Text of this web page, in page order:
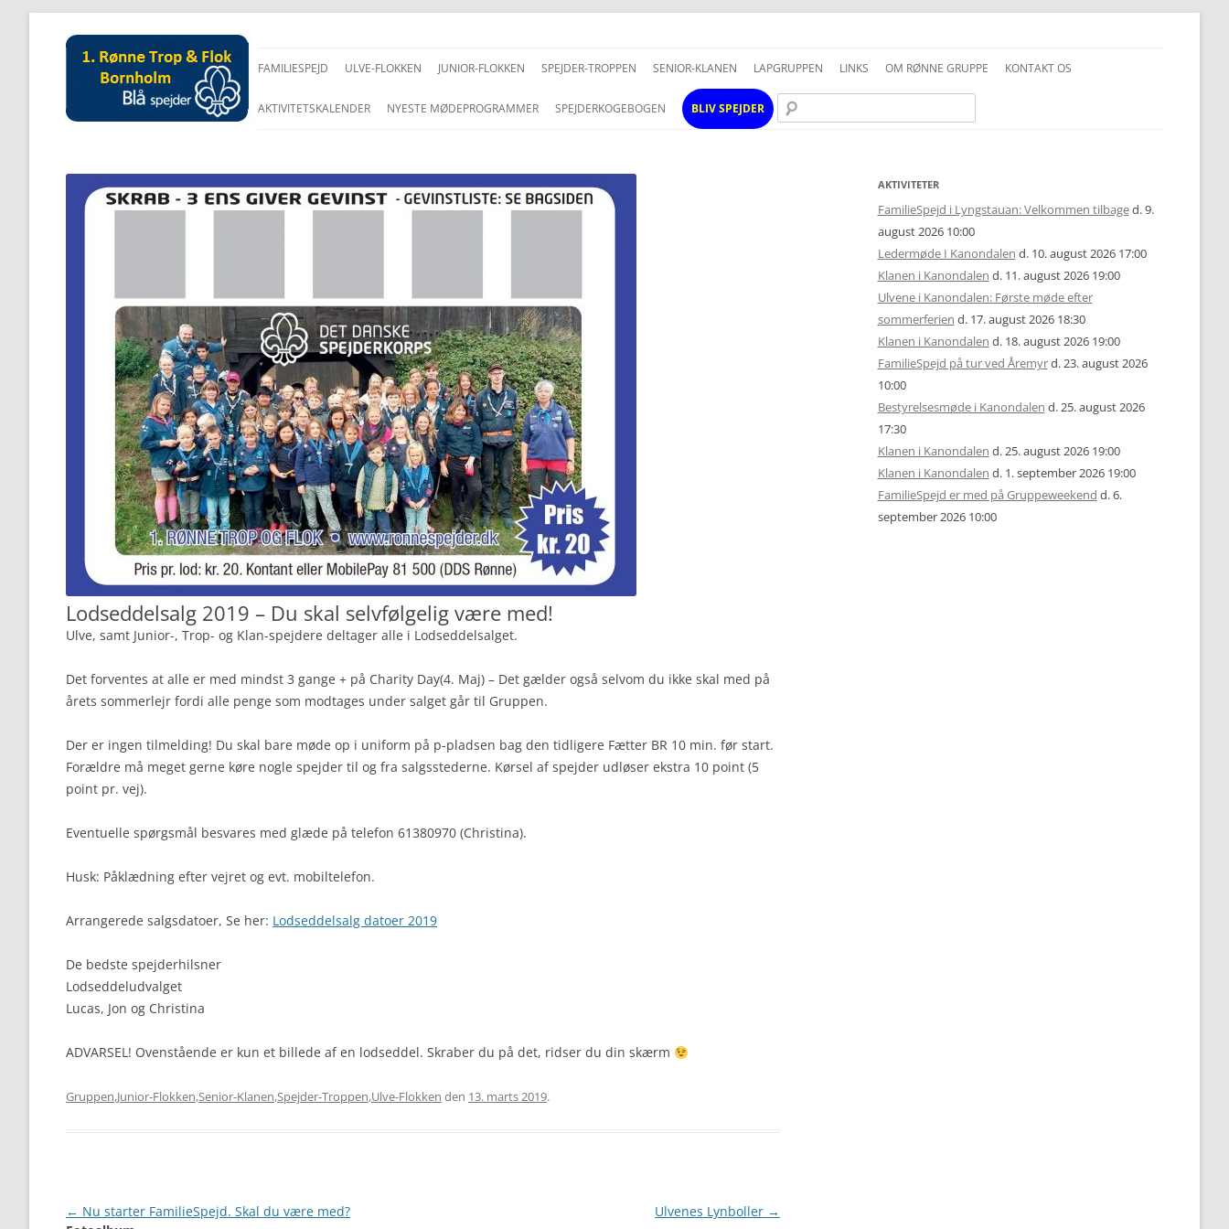
til
FAMILIESPEJD ULVE-FLOKKEN JUNIOR-FLOKKEN SPEJDER-TROPPEN SENIOR-KLANEN LAPGRUPPEN LINKS OM RØNNE GRUPPE
FOTOS OG COPYRIGHT
UNIFORMSVEJLEDNING
INFO JUNIOR-SPEJDER
INFO TROPPEN
KONTAKT OS
AKTIVITETSKALENDER NYESTE MØDEPROGRAMMER SPEJDERKOGEBOGEN BLIV SPEJDER
Lodseddelsalg 2019 – Du skal selvfølgelig være med!
Ulve, samt Junior-, Trop- og Klan-spejdere deltager alle i Lodseddelsalget.
Det forventes at alle er med mindst 3 gange + på Charity Day(4. Maj) – Det gælder også selvom du ikke skal med på
årets sommerlejr fordi alle penge som modtages under salget går til Gruppen.
Der er ingen tilmelding! Du skal bare møde op i uniform på p-pladsen bag den tidligere Fætter BR 10 min. før start.
Forældre må meget gerne køre nogle spejder til og fra salgsstederne. Kørsel af spejder udløser ekstra 10 point (5
point pr. vej).
Eventuelle spørgsmål besvares med glæde på telefon 61380970 (Christina).
Husk: Påklædning efter vejret og evt. mobiltelefon.
Arrangerede salgsdatoer, Se her: Lodseddelsalg datoer 2019
De bedste spejderhilsner
Lodseddeludvalget
Lucas, Jon og Christina
ADVARSEL! Ovenstående er kun et billede af en lodseddel. Skraber du på det, ridser du din skærm
Gruppen,Junior-Flokken,Senior-Klanen,Spejder-Troppen,Ulve-Flokken den 13. marts 2019.
Artikel
← Nu starter FamilieSpejd. Skal du være med? Ulvenes Lynboller →
AKTIVITETER
FamilieSpejd i Lyngstauan: Velkommen tilbaged. 9.
august 2026 10:00
Ledermøde I Kanondalen d. 10. august 2026 17:00
Klanen i Kanondalen d. 11. august 2026 19:00
Ulvene i Kanondalen: Første møde efter
sommerferien d. 17. august 2026 18:30
Klanen i Kanondalen d. 18. august 2026 19:00
FamilieSpejd på tur ved Åremyrd. 23. august 2026
10:00
Bestyrelsesmøde i Kanondalen d. 25. august 2026
17:30
Klanen i Kanondalen d. 25. august 2026 19:00
Klanen i Kanondalen d. 1. september 2026 19:00
FamilieSpejd er med på Gruppeweekend d. 6.
september 2026 10:00